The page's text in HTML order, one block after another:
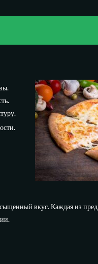
вкус. Каждая из